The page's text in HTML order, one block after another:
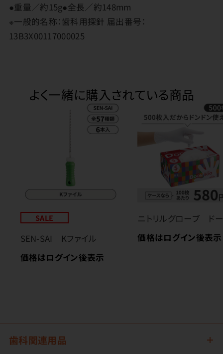
●重量／約15g●全長／約148mm
※一般的名称：歯科用探針 届出番号：
13B3X00117000025
よく一緒に購入されている商品
SALE
SEN-SAI Kファイル
価格はログイン後表示
ニトリルグローブ ド
価格はログイン後表示
歯科関連用品